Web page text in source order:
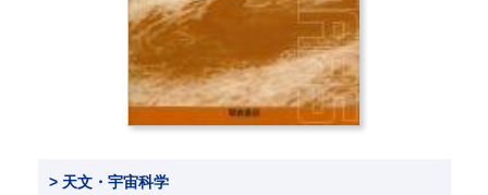
> 天文・宇宙科学